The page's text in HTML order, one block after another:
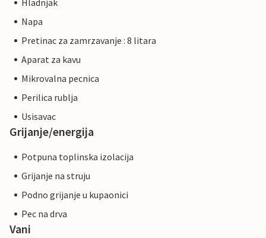
Hladnjak
Napa
Pretinac za zamrzavanje : 8 litara
Aparat za kavu
Mikrovalna pecnica
Perilica rublja
Usisavac
Grijanje/energija
Potpuna toplinska izolacija
Grijanje na struju
Podno grijanje u kupaonici
Pec na drva
Vani